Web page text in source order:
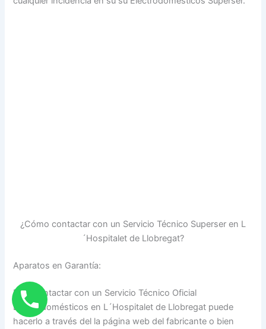
¿Cómo contactar con un Servicio Técnico Superser en L
´Hospitalet de Llobregat?
Aparatos en Garantía:
Para contactar con un Servicio Técnico Oficial
Electrodomésticos en L´Hospitalet de Llobregat puede
hacerlo a través del la página web del fabricante o bien